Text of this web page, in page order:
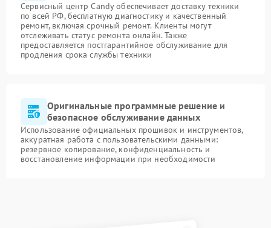
Сервисный центр Candy обеспечивает доставку техники
по всей РФ, бесплатную диагностику и качественный
ремонт, включая срочный ремонт. Клиенты могут
отслеживать статус ремонта онлайн. Также
предоставляется постгарантийное обслуживание для
продления срока службы техники
Оригинальные программные решение и
безопасное обслуживание данных
Использование официальных прошивок и инструментов,
аккуратная работа с пользовательскими данными:
резервное копирование, конфиденциальность и
восстановление информации при необходимости